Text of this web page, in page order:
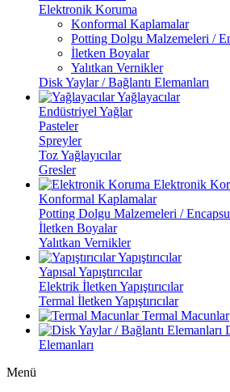
Elektronik Koruma
Konformal Kaplamalar
Potting Dolgu Malzemeleri /
İletken Boyalar
Yalıtkan Vernikler
Disk Yaylar / Bağlantı Elemanları
Yağlayacılar
Endüstriyel Yağlar
Pasteler
Spreyler
Toz Yağlayıcılar
Gresler
Elektronik
Konformal Kaplamalar
Potting Dolgu Malzemeleri /
İletken Boyalar
Yalıtkan Vernikler
Yapıştırıcılar
Yapısal Yapıştırıcılar
Elektrik İletken Yapıştırıcılar
Termal İletken Yapıştırıcılar
Termal Macunlar
Elemanları
Menü